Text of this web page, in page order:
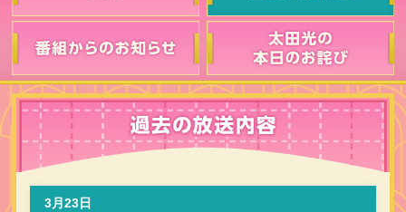
3月23日